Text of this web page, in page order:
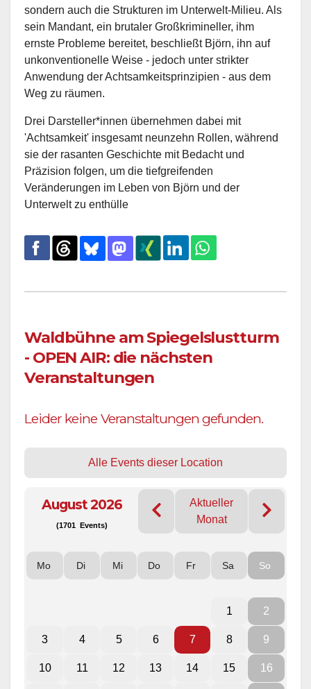
sondern auch die Strukturen im Unterwelt-Milieu. Als
sein Mandant, ein brutaler Großkrimineller, ihm
ernste Probleme bereitet, beschließt Björn, ihn auf
unkonventionelle Weise - jedoch unter strikter
Anwendung der Achtsamkeitsprinzipien - aus dem
Weg zu räumen.
Drei Darsteller*innen übernehmen dabei mit
'Achtsamkeit' insgesamt neunzehn Rollen, während
sie der rasanten Geschichte mit Bedacht und
Präzision folgen, um die tiefgreifenden
Veränderungen im Leben von Björn und der
Unterwelt zu enthülle
Waldbühne am Spiegelslustturm
- OPEN AIR: die nächsten
Veranstaltungen
Leider keine Veranstaltungen gefunden.
Alle Events dieser Location
August 2026
(1701 Events)
Aktueller
Monat
Mo Di Mi Do Fr Sa So
1 2
3 4 5 6 7 8 9
10 11 12 13 14 15 16